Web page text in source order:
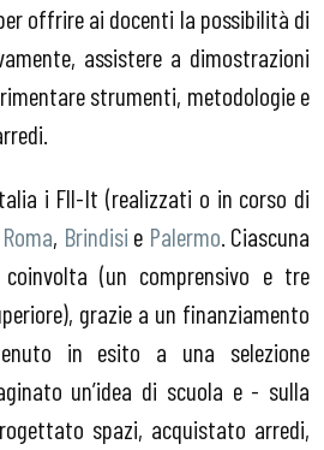
offrire ai docenti la possibilità di
assistere a dimostrazioni
strumenti, metodologie e
i Fll-It (realizzati o in corso di
Roma, Brindisi e Palermo . Ciascuna
(un comprensivo e tre
grazie a un finanziamento
in esito a una selezione
un’idea di scuola e - sulla
spazi, acquistato arredi,